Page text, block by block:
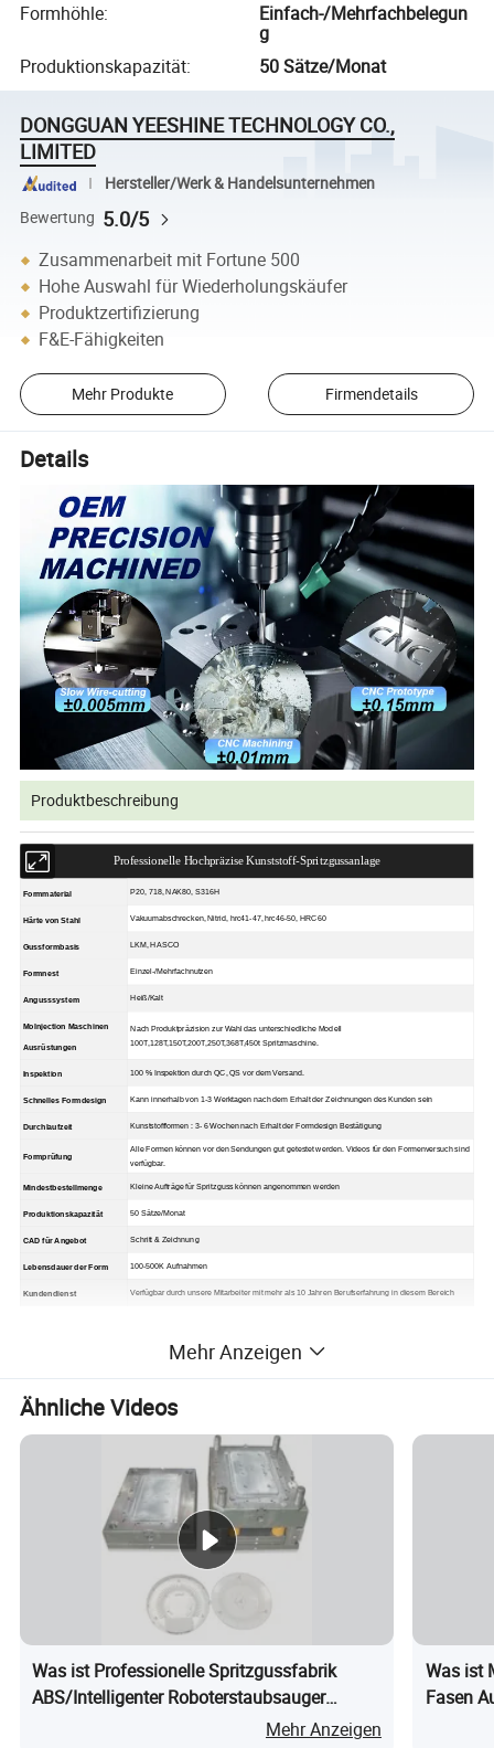
Formhöhle:
Einfach-/Mehrfachbelegun
g
Produktionskapazität: 50 Sätze/Monat
DONGGUAN YEESHINE TECHNOLOGY CO.,
LIMITED
Hersteller/Werk & Handelsunternehmen
Bewertung 5.0/5
Zusammenarbeit mit Fortune 500
Hohe Auswahl für Wiederholungskäufer
Produktzertifizierung
F&E-Fähigkeiten
Mehr Produkte Firmendetails
Details
Produktbeschreibung
Professionelle Hochpräzise Kunststoff-Spritzgussanlage
Formmaterial P20, 718, NAK80, S316H
Härte von Stahl Vakuumabschrecken, Nitrid, hrc41-47, hrc46-50, HRC60
Gussformbasis LKM, HASCO
Formnest Einzel-/Mehrfachnutzen
Angusssystem Heiß/Kalt
MoInjection Maschinen
Ausrüstungen
Nach Produktpräzision zur Wahl das unterschiedliche Modell
100T,128T,150T,200T,250T,368T,450t Spritzmaschine.
Inspektion 100 % Inspektion durch QC, QS vor dem Versand.
Schnelles Formdesign Kann innerhalb von 1-3 Werktagen nach dem Erhalt der Zeichnungen des Kunden sein
Durchlaufzeit Kunststoffformen : 3- 6 Wochen nach Erhalt der Formdesign Bestätigung
Formprüfung
Alle Formen können vor den Sendungen gut getestet werden. Videos für den Formenversuch sind
verfügbar.
Mindestbestellmenge Kleine Aufträge für Spritzguss können angenommen werden
Produktionskapazität 50 Sätze/Monat
CAD für Angebot Schritt & Zeichnung
Lebensdauer der Form 100-500K Aufnahmen
Kundendienst Verfügbar durch unsere Mitarbeiter mit mehr als 10 Jahren Berufserfahrung in diesem Bereich
Mehr Anzeigen
Ähnliche Videos
Was ist Professionelle Spritzgussfabrik
ABS/Intelligenter Roboterstaubsauger
Kunststoffgehäuse Spritzgusslieferant
Mehr Anzeigen
Was ist
Fasen